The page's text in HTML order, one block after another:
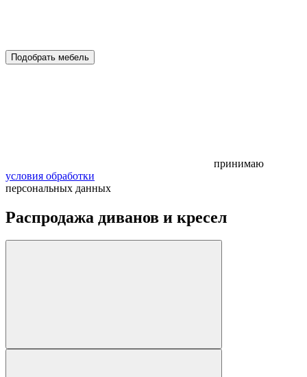
Подобрать мебель
принимаю
условия обработки
персональных данных
Распродажа диванов и кресел